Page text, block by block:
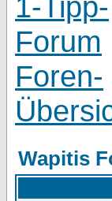
Wapitis